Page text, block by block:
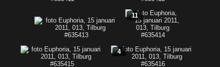
11
4